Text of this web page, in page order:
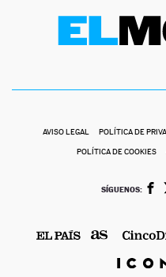
AVISO LEGAL POLÍTICA DE
POLÍTICA DE COOKIES
SÍGUENOS: